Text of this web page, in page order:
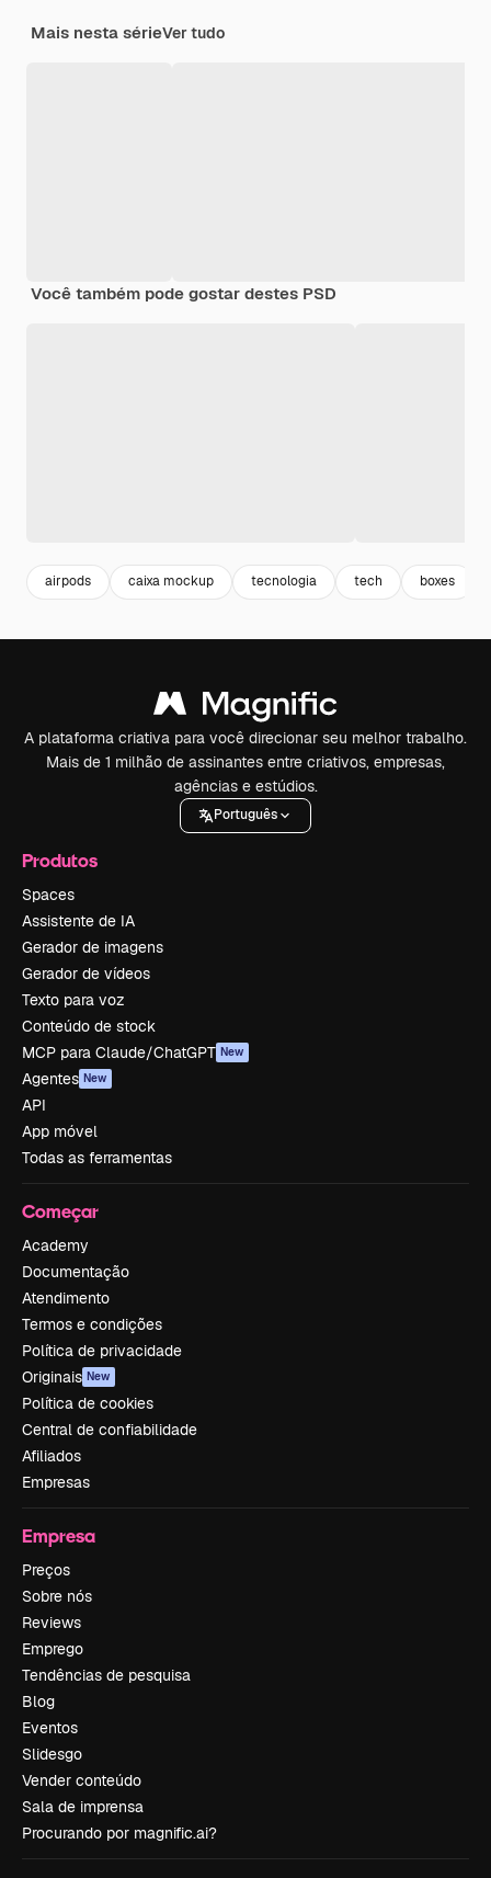
Mais nesta sérieVer tudo
Você também pode gostar destes PSD
airpods caixa mockup tecnologia tech boxes
A plataforma criativa para você direcionar seu melhor trabalho.
Mais de 1 milhão de assinantes entre criativos, empresas,
agências e estúdios.
Português
Produtos
Spaces
Assistente de IA
Gerador de imagens
Gerador de vídeos
Texto para voz
Conteúdo de stock
MCP para Claude/ChatGPT New
Agentes New
API
App móvel
Todas as ferramentas
Começar
Academy
Documentação
Atendimento
Termos e condições
Política de privacidade
Originais New
Política de cookies
Central de confiabilidade
Afiliados
Empresas
Empresa
Preços
Sobre nós
Reviews
Emprego
Tendências de pesquisa
Blog
Eventos
Slidesgo
Vender conteúdo
Sala de imprensa
Procurando por magnific.ai?